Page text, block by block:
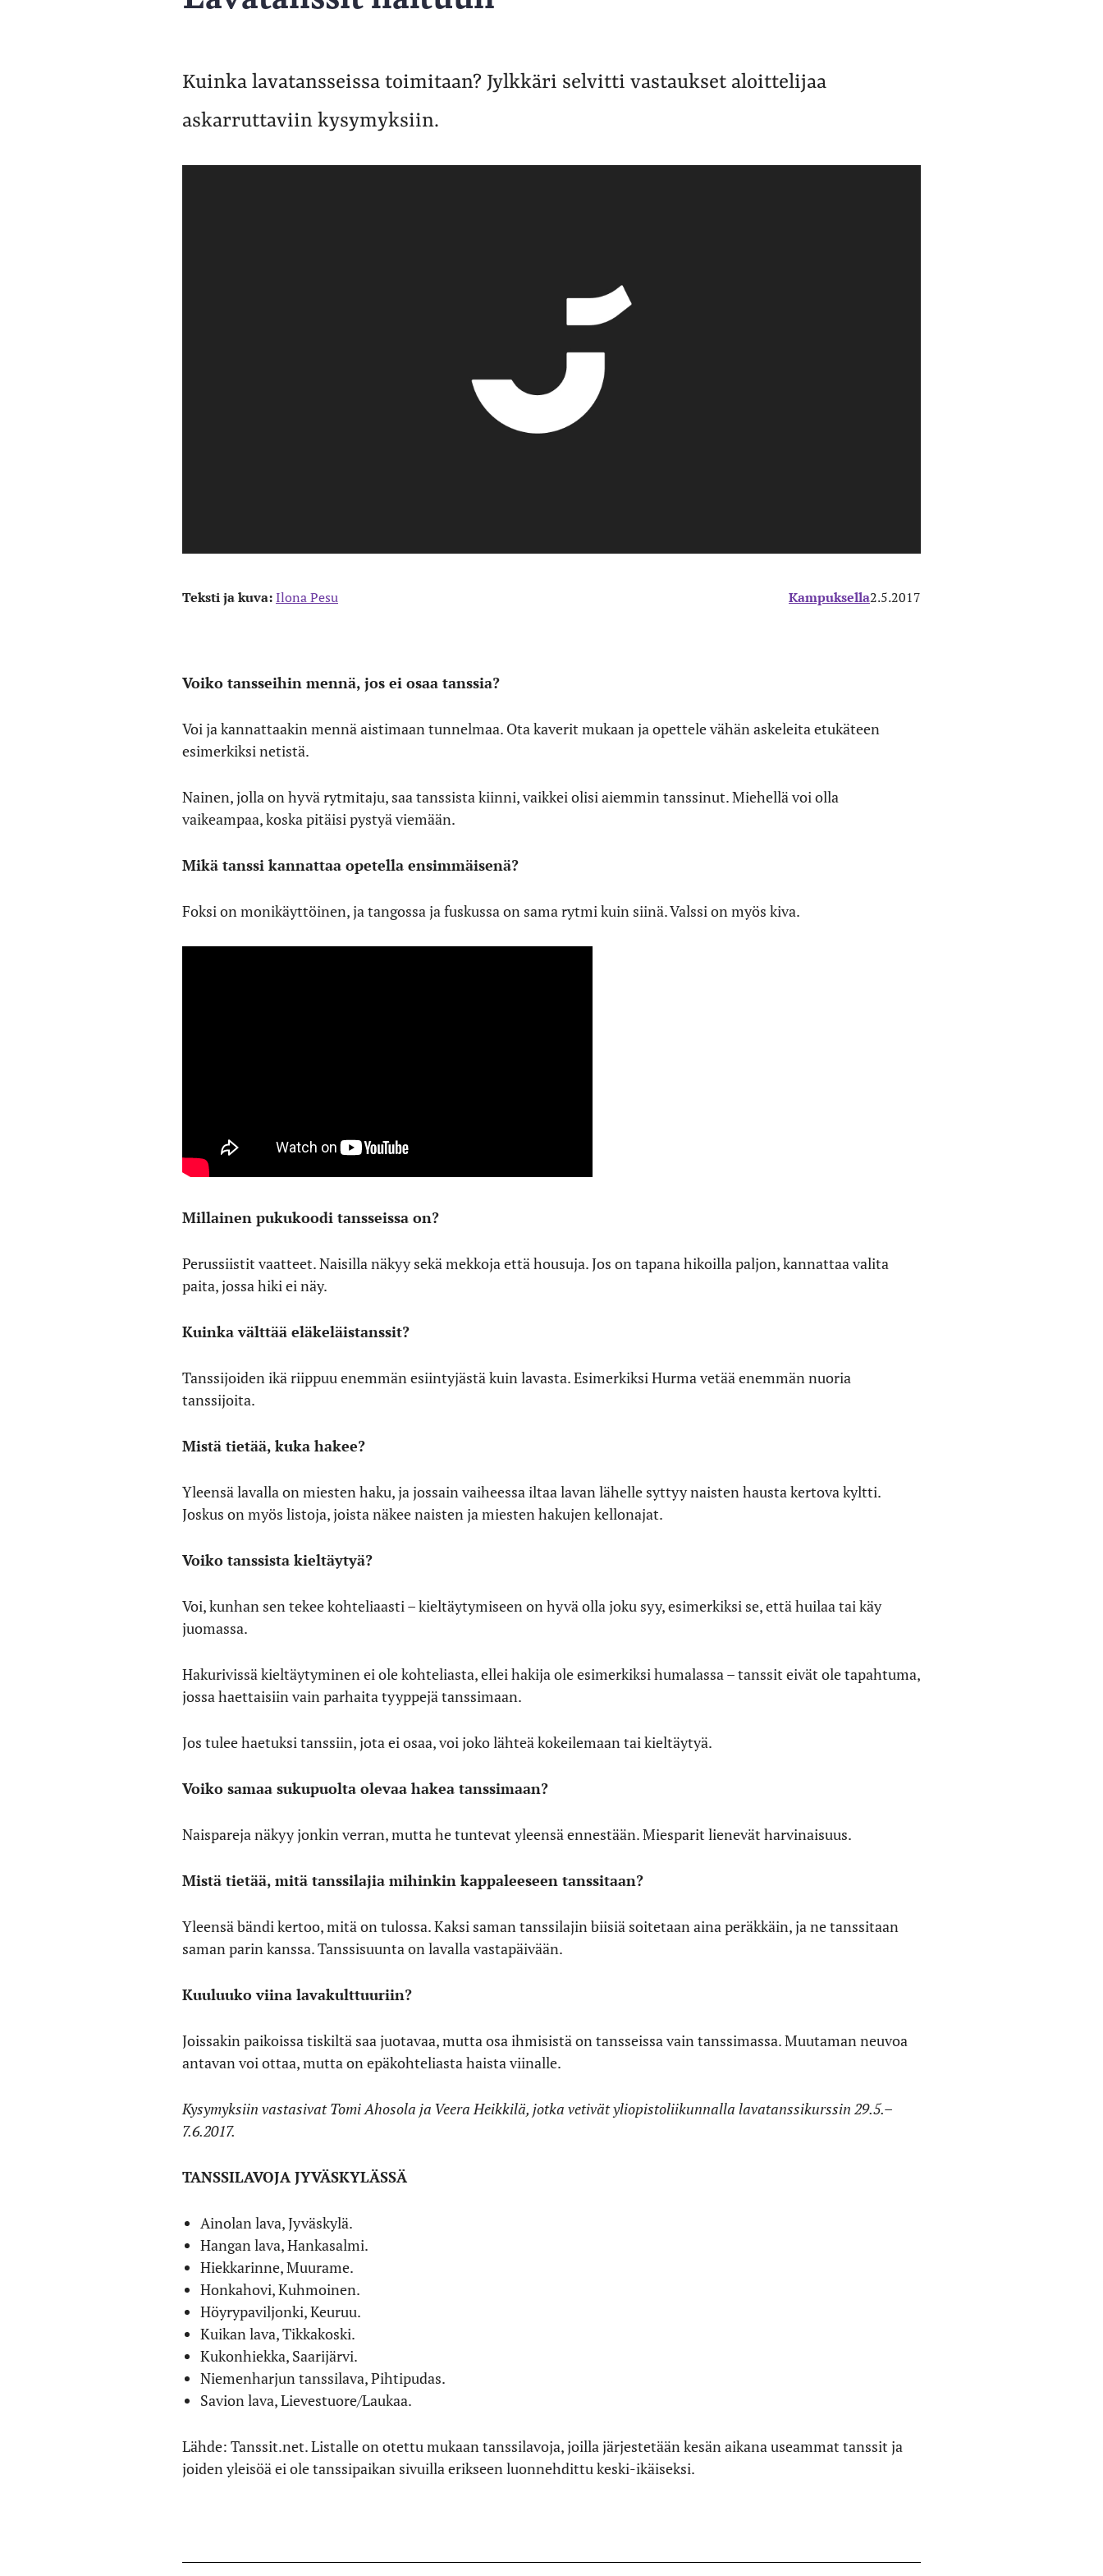
Kuinka lavatansseissa toimitaan? Jylkkäri selvitti vastaukset aloittelijaa
askarruttaviin kysymyksiin.
Teksti ja kuva: Ilona Pesu Kampuksella2.5.2017
Voiko tansseihin mennä, jos ei osaa tanssia?
Voi ja kannattaakin mennä aistimaan tunnelmaa. Ota kaverit mukaan ja opettele vähän askeleita etukäteen
esimerkiksi netistä.
Nainen, jolla on hyvä rytmitaju, saa tanssista kiinni, vaikkei olisi aiemmin tanssinut. Miehellä voi olla
vaikeampaa, koska pitäisi pystyä viemään.
Mikä tanssi kannattaa opetella ensimmäisenä?
Foksi on monikäyttöinen, ja tangossa ja fuskussa on sama rytmi kuin siinä. Valssi on myös kiva.
Millainen pukukoodi tansseissa on?
Perussiistit vaatteet. Naisilla näkyy sekä mekkoja että housuja. Jos on tapana hikoilla paljon, kannattaa valita
paita, jossa hiki ei näy.
Kuinka välttää eläkeläistanssit?
Tanssijoiden ikä riippuu enemmän esiintyjästä kuin lavasta. Esimerkiksi Hurma vetää enemmän nuoria
tanssijoita.
Mistä tietää, kuka hakee?
Yleensä lavalla on miesten haku, ja jossain vaiheessa iltaa lavan lähelle syttyy naisten hausta kertova kyltti.
Joskus on myös listoja, joista näkee naisten ja miesten hakujen kellonajat.
Voiko tanssista kieltäytyä?
Voi, kunhan sen tekee kohteliaasti – kieltäytymiseen on hyvä olla joku syy, esimerkiksi se, että huilaa tai käy
juomassa.
Hakurivissä kieltäytyminen ei ole kohteliasta, ellei hakija ole esimerkiksi humalassa – tanssit eivät ole tapahtuma,
jossa haettaisiin vain parhaita tyyppejä tanssimaan.
Jos tulee haetuksi tanssiin, jota ei osaa, voi joko lähteä kokeilemaan tai kieltäytyä.
Voiko samaa sukupuolta olevaa hakea tanssimaan?
Naispareja näkyy jonkin verran, mutta he tuntevat yleensä ennestään. Miesparit lienevät harvinaisuus.
Mistä tietää, mitä tanssilajia mihinkin kappaleeseen tanssitaan?
Yleensä bändi kertoo, mitä on tulossa. Kaksi saman tanssilajin biisiä soitetaan aina peräkkäin, ja ne tanssitaan
saman parin kanssa. Tanssisuunta on lavalla vastapäivään.
Kuuluuko viina lavakulttuuriin?
Joissakin paikoissa tiskiltä saa juotavaa, mutta osa ihmisistä on tansseissa vain tanssimassa. Muutaman neuvoa
antavan voi ottaa, mutta on epäkohteliasta haista viinalle.
Kysymyksiin vastasivat Tomi Ahosola ja Veera Heikkilä, jotka vetivät yliopistoliikunnalla lavatanssikurssin 29.5.–
7.6.2017.
TANSSILAVOJA JYVÄSKYLÄSSÄ
Ainolan lava, Jyväskylä.
Hangan lava, Hankasalmi.
Hiekkarinne, Muurame.
Honkahovi, Kuhmoinen.
Höyrypaviljonki, Keuruu.
Kuikan lava, Tikkakoski.
Kukonhiekka, Saarijärvi.
Niemenharjun tanssilava, Pihtipudas.
Savion lava, Lievestuore/Laukaa.
Lähde: Tanssit.net. Listalle on otettu mukaan tanssilavoja, joilla järjestetään kesän aikana useammat tanssit ja
joiden yleisöä ei ole tanssipaikan sivuilla erikseen luonnehdittu keski-ikäiseksi.